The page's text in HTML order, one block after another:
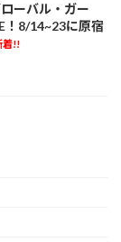
ーバル・ガー
！8/14~23に原宿
着!!